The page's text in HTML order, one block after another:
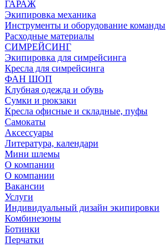
ГАРАЖ
Экипировка механика
Инструменты и оборудование команды
Расходные материалы
СИМРЕЙСИНГ
Экипировка для симрейсинга
Кресла для симрейсинга
ФАН ШОП
Клубная одежда и обувь
Сумки и рюкзаки
Кресла офисные и складные, пуфы
Самокаты
Аксессуары
Литература, календари
Мини шлемы
О компании
О компании
Вакансии
Услуги
Индивидуальный дизайн экипировки
Комбинезоны
Ботинки
Перчатки